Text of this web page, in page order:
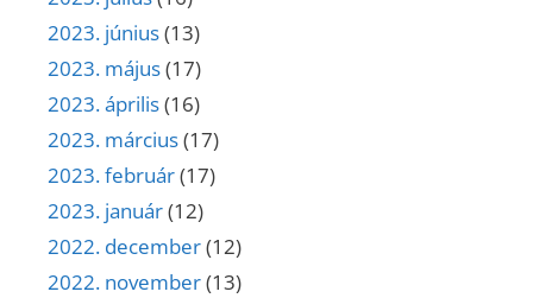
2023. június(13)
2023. május(17)
2023. április(16)
2023. március(17)
2023. február(17)
2023. január(12)
2022. december(12)
2022. november(13)